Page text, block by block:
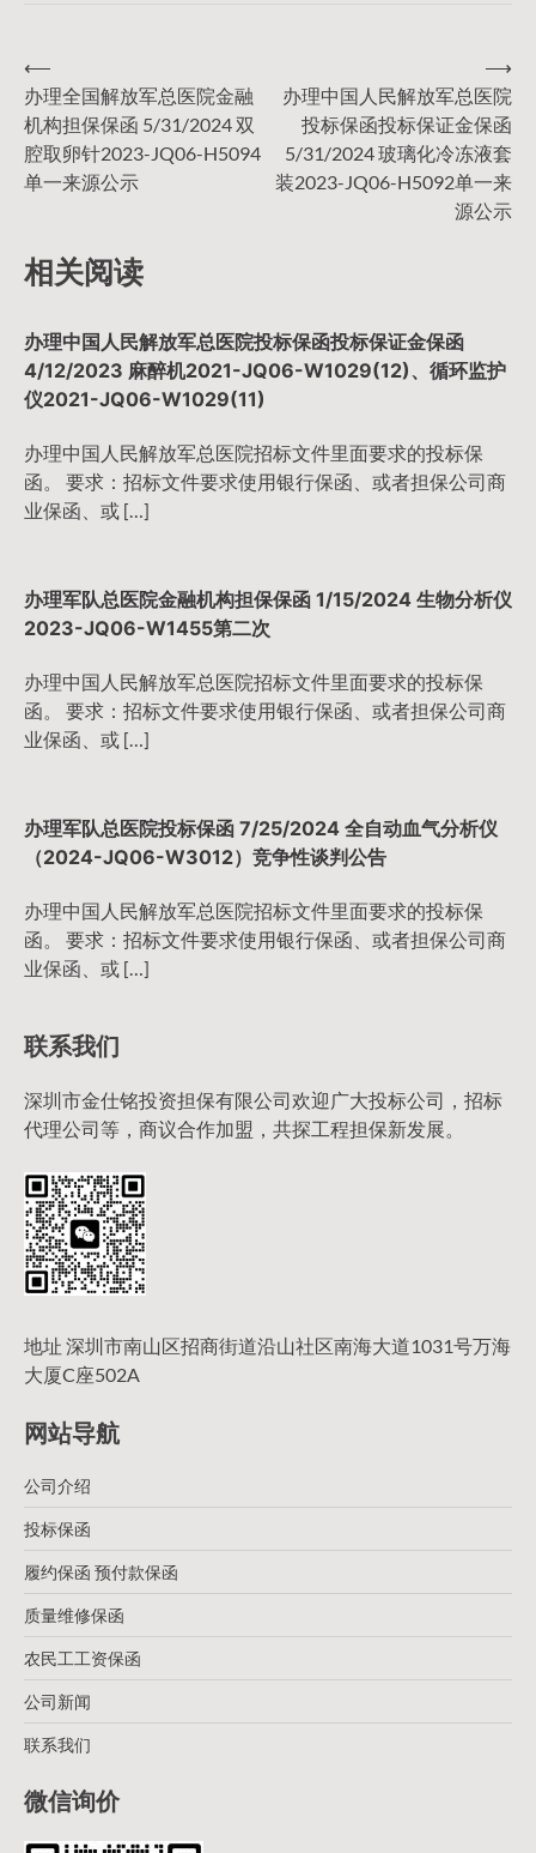
文
章
航
⟵
办理全国解放军总医院金融
机构担保保函 5/31/2024 双
腔取卵针2023-JQ06-H5094
单一来源公示
办理中国人民解放军总医院
投标保函投标保证金保函
5/31/2024 玻璃化冷冻液套
装2023-JQ06-H5092单一来
源公示
⟶
相关阅读
办理中国人民解放军总医院投标保函投标保证金保函
4/12/2023 麻醉机2021-JQ06-W1029(12)、循环监护
仪2021-JQ06-W1029(11)
办理中国人民解放军总医院招标文件里面要求的投标保
函。 要求：招标文件要求使用银行保函、或者担保公司商
业保函、或 […]
办理军队总医院金融机构担保保函 1/15/2024 生物分析仪
2023-JQ06-W1455第二次
办理中国人民解放军总医院招标文件里面要求的投标保
函。 要求：招标文件要求使用银行保函、或者担保公司商
业保函、或 […]
办理军队总医院投标保函 7/25/2024 全自动血气分析仪
（2024-JQ06-W3012）竞争性谈判公告
办理中国人民解放军总医院招标文件里面要求的投标保
函。 要求：招标文件要求使用银行保函、或者担保公司商
业保函、或 […]
联系我们
深圳市金仕铭投资担保有限公司欢迎广大投标公司，招标
代理公司等，商议合作加盟，共探工程担保新发展。
地址 深圳市南山区招商街道沿山社区南海大道1031号万海
大厦C座502A
网站导航
公司介绍
投标保函
履约保函 预付款保函
质量维修保函
农民工工资保函
公司新闻
联系我们
微信询价